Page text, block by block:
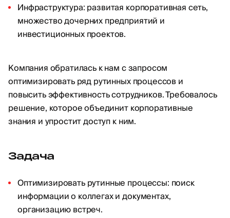
Инфраструктура: развитая корпоративная сеть,
множество дочерних предприятий и
инвестиционных проектов.
Компания обратилась к нам с запросом
оптимизировать ряд рутинных процессов и
повысить эффективность сотрудников. Требовалось
решение, которое объединит корпоративные
знания и упростит доступ к ним.
Задача
Оптимизировать рутинные процессы: поиск
информации о коллегах и документах,
организацию встреч.